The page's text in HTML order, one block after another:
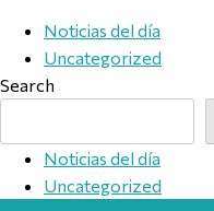
Noticias del día
Uncategorized
Search
Noticias del día
Uncategorized